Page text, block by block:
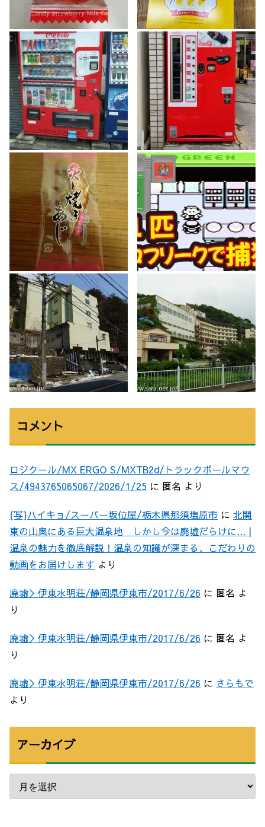
コメント
ロジクール/MX ERGO S/MXTB2d/トラックボールマウ
ス/4943765065067/2026/1/25 に 匿名 より
{写}ハイキョ/スーパー坂位屋/栃木県那須塩原市 に 北関
東の山奥にある巨大温泉地 しかし今は廃墟だらけに… |
温泉の魅力を徹底解説！温泉の知識が深まる、こだわりの
動画をお届けします より
廃墟＞伊東水明荘/静岡県伊東市/2017/6/26 に 匿名 よ
り
廃墟＞伊東水明荘/静岡県伊東市/2017/6/26 に 匿名 よ
り
廃墟＞伊東水明荘/静岡県伊東市/2017/6/26 に さらもで
より
アーカイブ